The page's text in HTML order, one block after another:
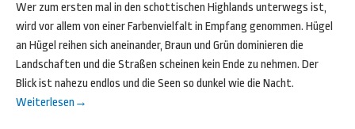
Wer zum ersten mal in den schottischen Highlands unterwegs ist,
wird vor allem von einer Farbenvielfalt in Empfang genommen. Hügel
an Hügel reihen sich aneinander, Braun und Grün dominieren die
Landschaften und die Straßen scheinen kein Ende zu nehmen. Der
Blick ist nahezu endlos und die Seen so dunkel wie die Nacht.
Weiterlesen →